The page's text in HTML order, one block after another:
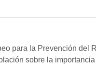
para la Prevención del
sobre la importancia